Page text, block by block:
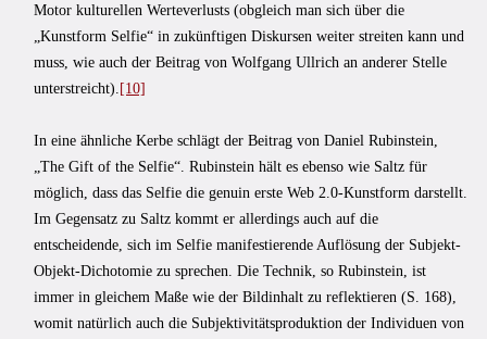
Motor kulturellen Werteverlusts (obgleich man sich über die
„Kunstform Selfie“ in zukünftigen Diskursen weiter streiten kann und
muss, wie auch der Beitrag von Wolfgang Ullrich an anderer Stelle
unterstreicht). [10]
In eine ähnliche Kerbe schlägt der Beitrag von Daniel Rubinstein,
„The Gift of the Selfie“. Rubinstein hält es ebenso wie Saltz für
möglich, dass das Selfie die genuin erste Web 2.0-Kunstform darstellt.
Im Gegensatz zu Saltz kommt er allerdings auch auf die
entscheidende, sich im Selfie manifestierende Auflösung der Subjekt-
Objekt-Dichotomie zu sprechen. Die Technik, so Rubinstein, ist
immer in gleichem Maße wie der Bildinhalt zu reflektieren (S. 168),
womit natürlich auch die Subjektivitätsproduktion der Individuen von